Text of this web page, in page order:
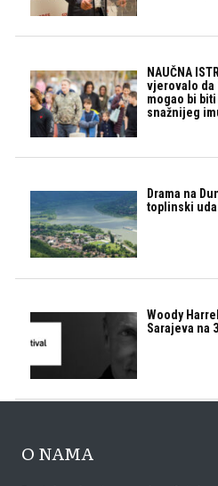
NAUČNA
vjerovalo da
mogao bi
snažnijeg
Drama na
toplinski
Woody
Sarajeva na
O NAMA